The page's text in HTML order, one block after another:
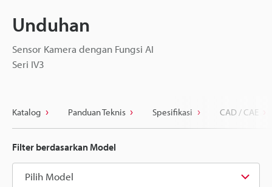
Unduhan
Sensor Kamera dengan Fungsi AI
Seri IV3
Katalog Panduan Teknis Spesifikasi CAD / CAE
Filter berdasarkan Model
Pilih Model